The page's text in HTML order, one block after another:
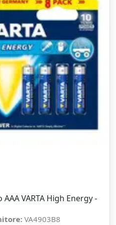
VARTA High Energy -
VA4903B8